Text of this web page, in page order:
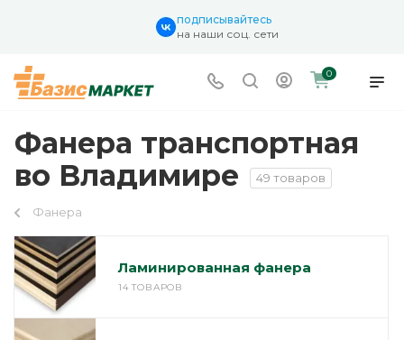
подписывайтесь
на наши соц. сети
0
Фанера транспортная
во Владимире
49 товаров
Фанера
Ламинированная фанера
14 ТОВАРОВ